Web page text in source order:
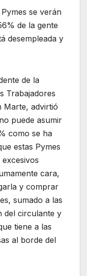
se verán
de la gente
desempleada y
de la
Trabajadores
Marte, advirtió
puede asumir
como se ha
estas Pymes
cara,
y comprar
sumado a las
del circulante y
tiene a las
al borde del